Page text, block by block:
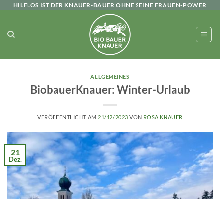
Zum
springen
HILFLOS IST DER KNAUER-BAUER OHNE SEINE FRAUEN-POWER
ALLGEMEINES
BiobauerKnauer: Winter-Urlaub
VERÖFFENTLICHT AM 21/12/2023 VON ROSA KNAUER
21
Dez.